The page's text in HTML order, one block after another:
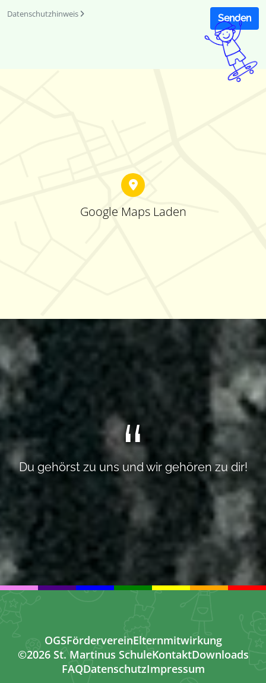
Datenschutzhinweis Senden
Google Maps Laden
Du gehörst zu uns und wir gehören zu dir!
OGSFördervereinElternmitwirkung
©2026 St. Martinus SchuleKontaktDownloads
FAQDatenschutzImpressum